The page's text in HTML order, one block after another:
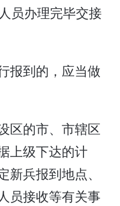
员办理完毕交接
报到的，应当做
区的市、市辖区
上级下达的计
兵报到地点、
员接收等有关事